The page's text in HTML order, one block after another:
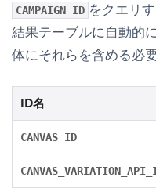
CAMPAIGN_ID をクエリ
結果テーブルに自動的
体にそれらを含める必
ID名
CANVAS_ID